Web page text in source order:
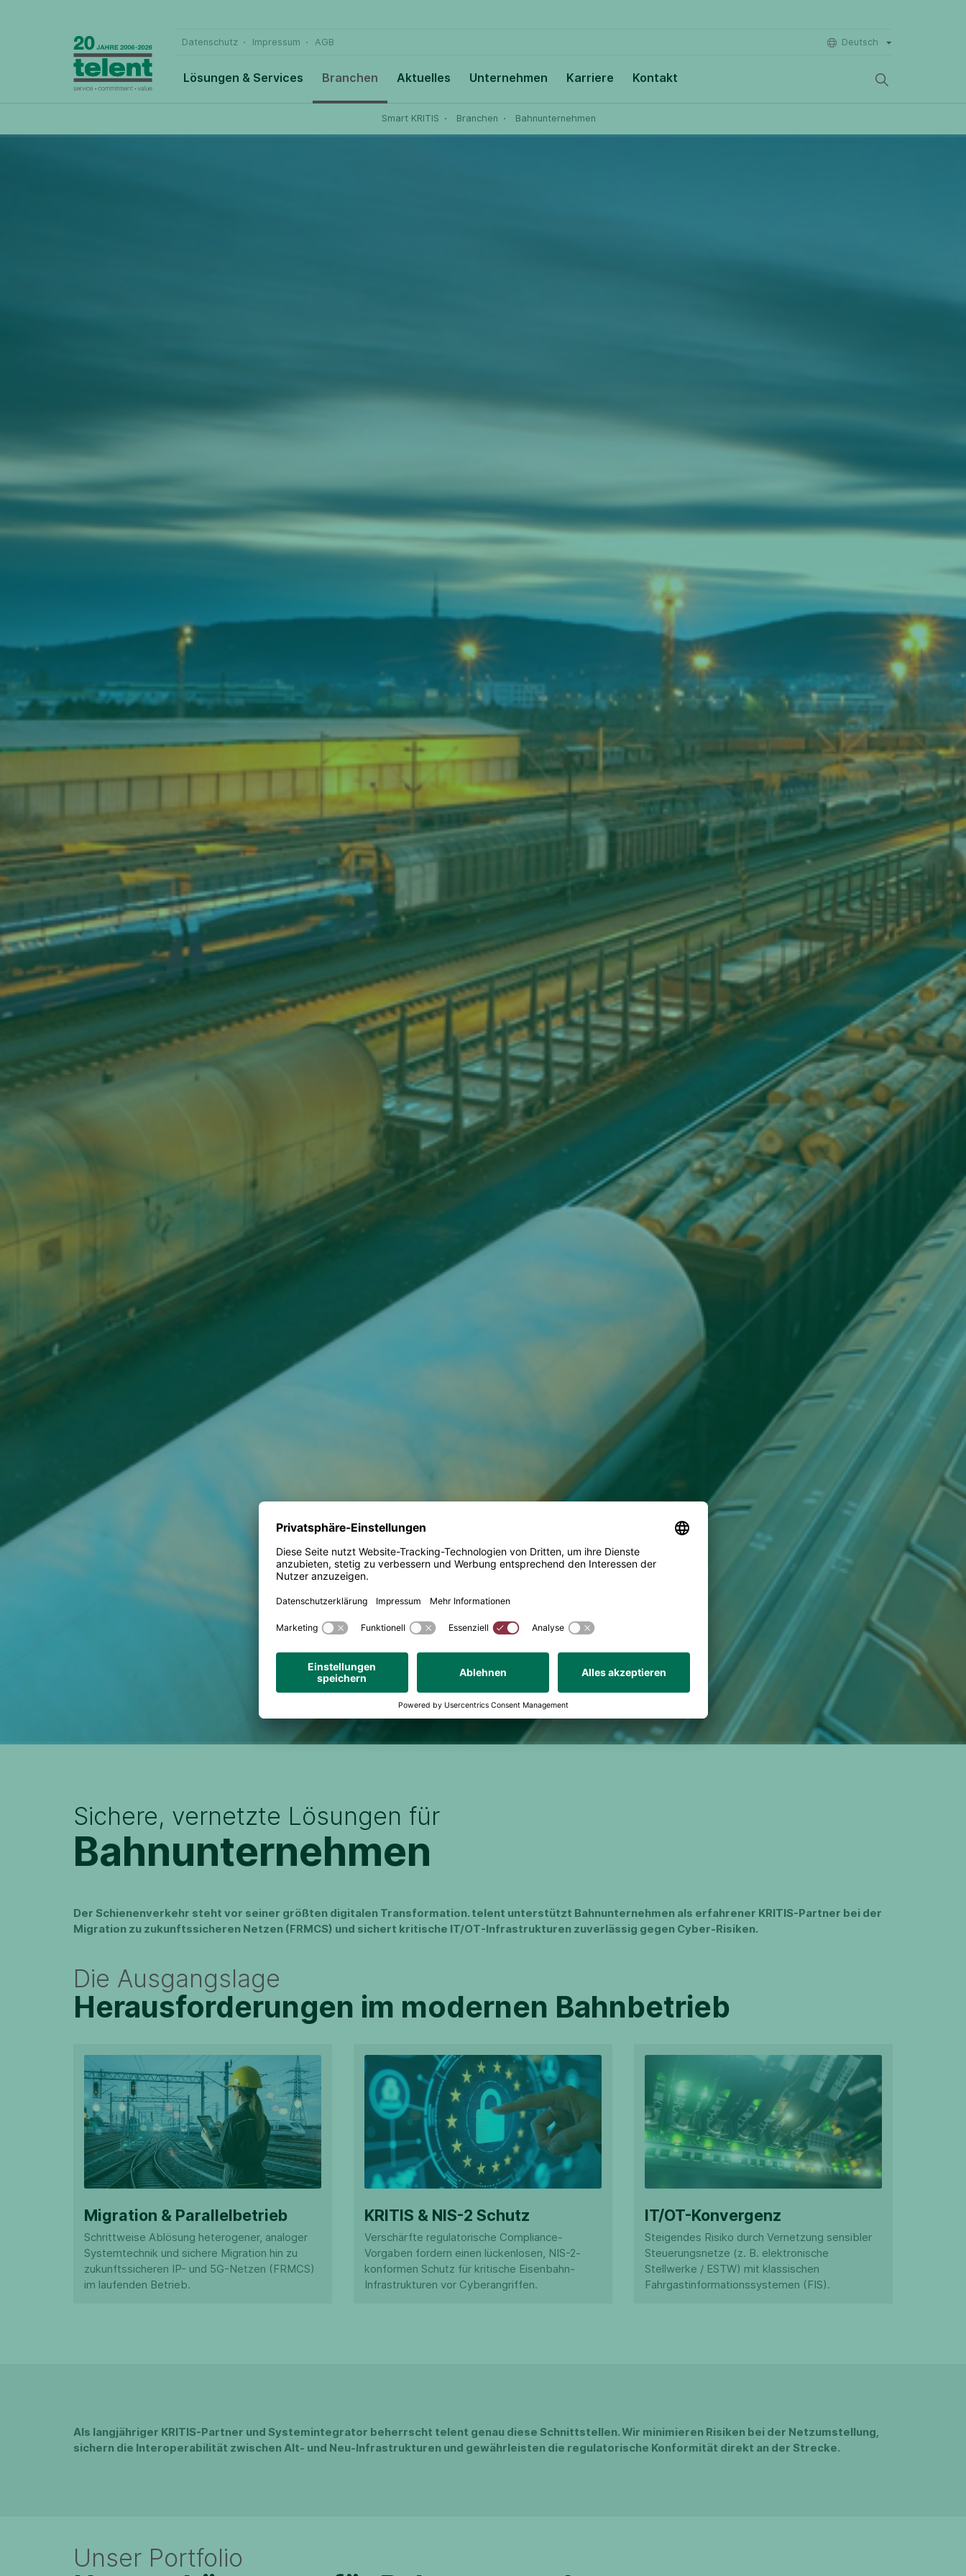
Datenschutz Impressum AGB Deutsch
Lösungen & Services Branchen Aktuelles Unternehmen Karriere Kontakt
Smart KRITIS Branchen Bahnunternehmen
Sichere, vernetzte Lösungen für
Bahnunternehmen
Der Schienenverkehr steht vor seiner größten digitalen Transformation. telent unterstützt Bahnunternehmen als erfahrener KRITIS-Partner bei der
Migration zu zukunftssicheren Netzen (FRMCS) und sichert kritische IT/OT-Infrastrukturen zuverlässig gegen Cyber-Risiken.
Die Ausgangslage
Herausforderungen im modernen Bahnbetrieb
Migration & Parallelbetrieb
Schrittweise Ablösung heterogener, analoger
Systemtechnik und sichere Migration hin zu
zukunftssicheren IP- und 5G-Netzen (FRMCS)
im laufenden Betrieb.
KRITIS & NIS-2 Schutz
Verschärfte regulatorische Compliance-
Vorgaben fordern einen lückenlosen, NIS-2-
konformen Schutz für kritische Eisenbahn-
Infrastrukturen vor Cyberangriffen.
IT/OT-Konvergenz
Steigendes Risiko durch Vernetzung sensibler
Steuerungsnetze (z. B. elektronische
Stellwerke / ESTW) mit klassischen
Fahrgastinformationssystemen (FIS).
Als langjähriger KRITIS-Partner und Systemintegrator beherrscht telent genau diese Schnittstellen. Wir minimieren Risiken bei der Netzumstellung,
sichern die Interoperabilität zwischen Alt- und Neu-Infrastrukturen und gewährleisten die regulatorische Konformität direkt an der Strecke.
Unser Portfolio